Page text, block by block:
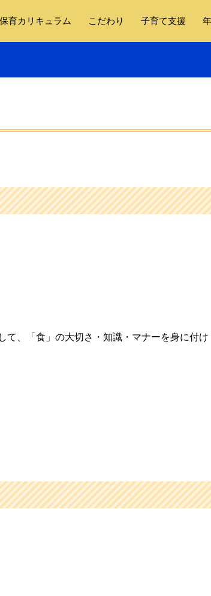
保育カリキュラム こだわり 子育て支援
て、「食」の大切さ・知識・マナーを身に付け